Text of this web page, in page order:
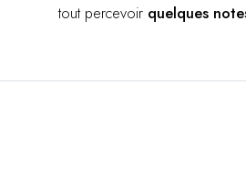
tout percevoir quelques